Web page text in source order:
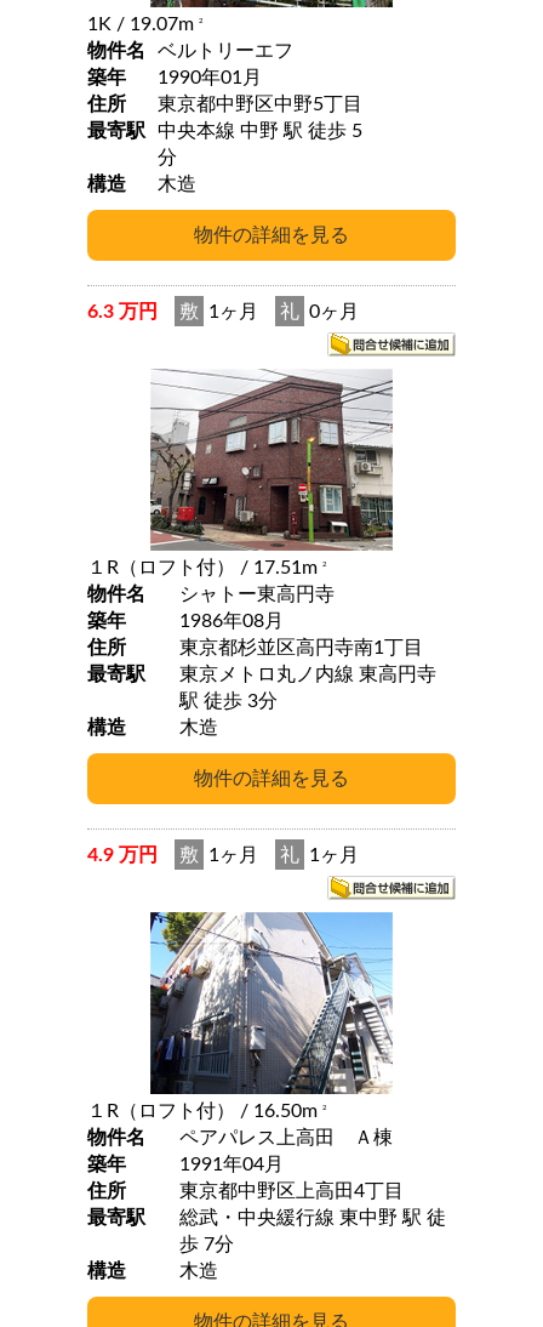
1K / 19.07m 2
物件名
ベルトリーエフ
築年
1990年01月
住所
東京都中野区中野5丁目
最寄駅
中央本線 中野 駅 徒歩 5
分
構造
木造
6.3 万円 敷 1ヶ月 礼 0ヶ月
１R（ロフト付） / 17.51m 2
物件名
シャトー東高円寺
築年
1986年08月
住所
東京都杉並区高円寺南1丁目
最寄駅
東京メトロ丸ノ内線 東高円寺
駅 徒歩 3分
構造
木造
4.9 万円 敷 1ヶ月 礼 1ヶ月
１R（ロフト付） / 16.50m 2
物件名
ペアパレス上高田 Ａ棟
築年
1991年04月
住所
東京都中野区上高田4丁目
最寄駅
総武・中央緩行線 東中野 駅 徒
歩 7分
構造
木造